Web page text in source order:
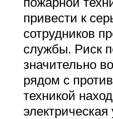
привести к
сотрудников
службы. Риск
значительно
рядом с
техникой
электрическая